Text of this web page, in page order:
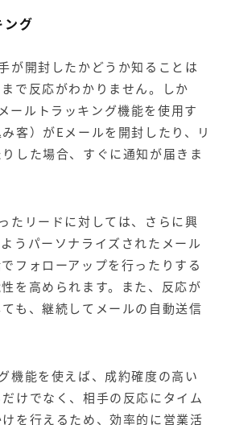
グ
が開封したかどうか知ることは
で反応がわかりません。しか
ールトラッキング機能を使用す
客）がEメールを開封したり、リ
した場合、すぐに通知が届きま
たリードに対しては、さらに興
うパーソナライズされたメール
フォローアップを行ったりする
を高められます。また、反応が
も、継続してメールの自動送信
機能を使えば、成約確度の高い
けでなく、相手の反応にタイム
を行えるため、効率的に営業活